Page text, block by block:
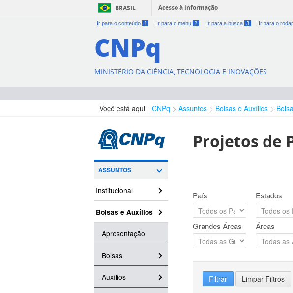
BRASIL Acesso à informação
Ir para o conteúdo 1 Ir para o menu 2 Ir para a busca 3 Ir para o
CNPq
MINISTÉRIO DA CIÊNCIA, TECNOLOGIA E INOVAÇÕES
Você está aqui: CNPq Assuntos Bolsas e Auxílios
ASSUNTOS
Institucional
Bolsas e Auxílios
Apresentação
Bolsas
Auxílios
Projetos de
País Estados
Grandes Áreas Áreas
Filtrar Limpar Filtros